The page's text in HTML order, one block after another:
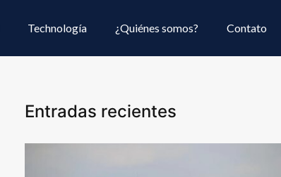
Technología ¿Quiénes somos? Contato
Entradas recientes